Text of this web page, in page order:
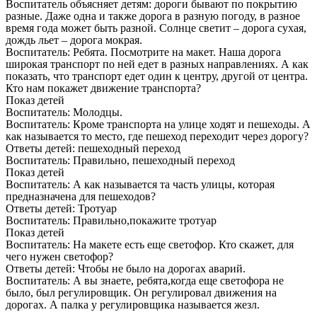
Воспитатель объясняет детям: дороги бывают по покрытию
разные. Даже одна и также дорога в разную погоду, в разное
время года может быть разной. Солнце светит – дорога сухая,
дождь льет – дорога мокрая.
Воспитатель: Ребята. Посмотрите на макет. Наша дорога
широкая транспорт по ней едет в разных направлениях. А как
показать, что транспорт едет один к центру, другой от центра.
Кто нам покажет движение транспорта?
Показ детей
Воспитатель: Молодцы.
Воспитатель: Кроме транспорта на улице ходят и пешеходы. А
как называется то место, где пешеход переходит через дорогу?
Ответы детей: пешеходный переход
Воспитатель: Правильно, пешеходный переход
Показ детей
Воспитатель: А как называется та часть улицы, которая
предназначена для пешеходов?
Ответы детей: Тротуар
Воспитатель: Правильно,покажите тротуар
Показ детей
Воспитатель: На макете есть еще светофор. Кто скажет, для
чего нужен светофор?
Ответы детей: Чтобы не было на дорогах аварий.
Воспитатель: А вы знаете, ребята,когда еще светофора не
было, был регулировщик. Он регулировал движения на
дорогах. А палка у регулировщика называется жезл.